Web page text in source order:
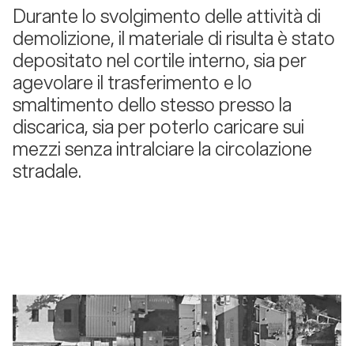
Durante lo svolgimento delle attività di
demolizione, il materiale di risulta è stato
depositato nel cortile interno, sia per
agevolare il trasferimento e lo
smaltimento dello stesso presso la
discarica, sia per poterlo caricare sui
mezzi senza intralciare la circolazione
stradale. ­